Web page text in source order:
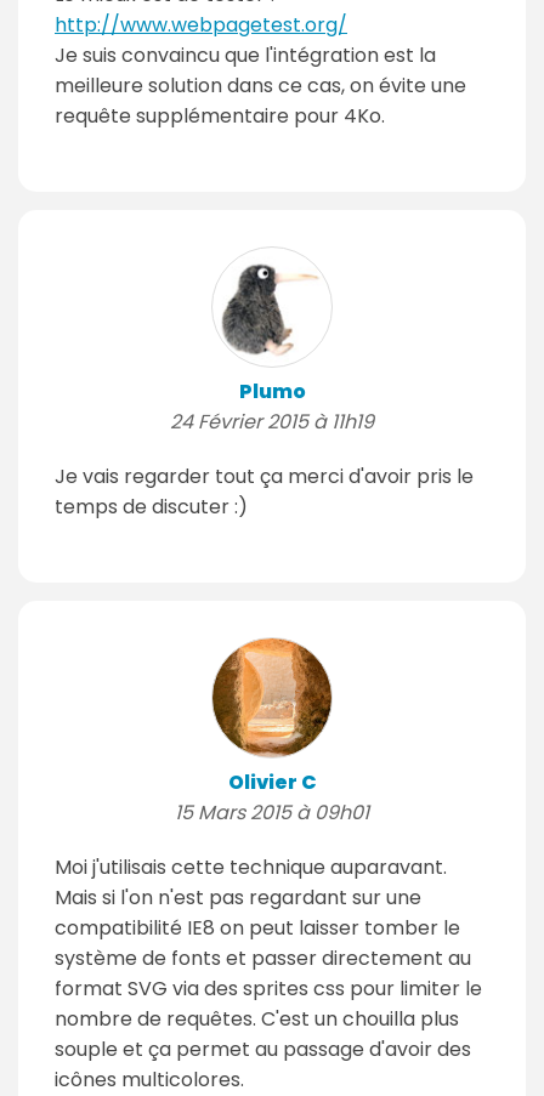
http://www.webpagetest.org/
Je suis convaincu que l'intégration est la
meilleure solution dans ce cas, on évite une
requête supplémentaire pour 4Ko.
Plumo
24 Février 2015 à 11h19
Je vais regarder tout ça merci d'avoir pris le
temps de discuter :)
Olivier C
15 Mars 2015 à 09h01
Moi j'utilisais cette technique auparavant.
Mais si l'on n'est pas regardant sur une
compatibilité IE8 on peut laisser tomber le
système de fonts et passer directement au
format SVG via des sprites css pour limiter le
nombre de requêtes. C'est un chouilla plus
souple et ça permet au passage d'avoir des
icônes multicolores.